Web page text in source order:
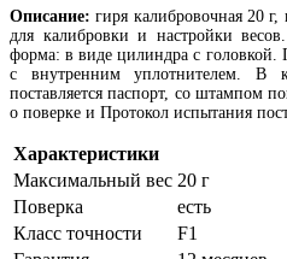
Описание: гиря калибровочная 20 г,
для калибровки и настройки
форма: в виде цилиндра с головкой.
с внутренним уплотнителем. В
поставляется паспорт, со штампом
о поверке и Протокол испытания
Характеристики
Максимальный вес 20 г
Поверка
есть
Класс точности
F1